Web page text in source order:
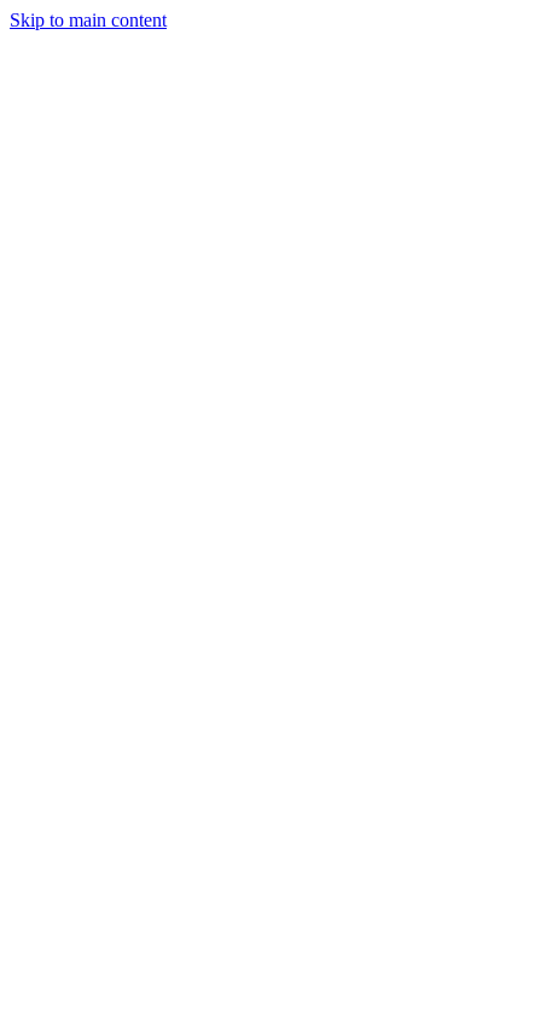
Skip to main content